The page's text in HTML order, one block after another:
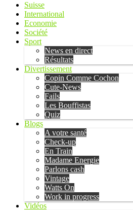
Suisse
International
Economie
Société
Sport
News en direct
Résultats
Divertissement
Copin Comme Cochon
Cute-News
Fails
Les Bouffistas
Quiz
Blogs
A votre santé
Check-up
En Train
Madame Energie
Parlons cash
Vintage
Watts On
Work in progress
Vidéos